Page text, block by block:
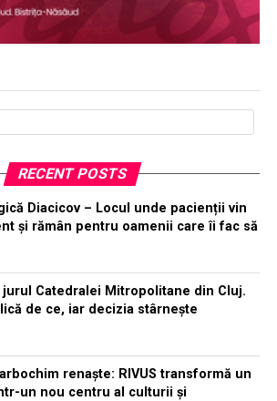
RECENT POSTS
Diacicov – Locul unde pacienții vin
și rămân pentru oamenii care îi fac să
Catedralei Mitropolitane din Cluj.
de ce, iar decizia stârnește
renaște: RIVUS transformă un
un nou centru al culturii și